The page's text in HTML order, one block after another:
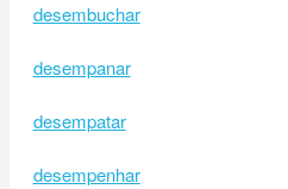
desembuchar
desempanar
desempatar
desempenhar